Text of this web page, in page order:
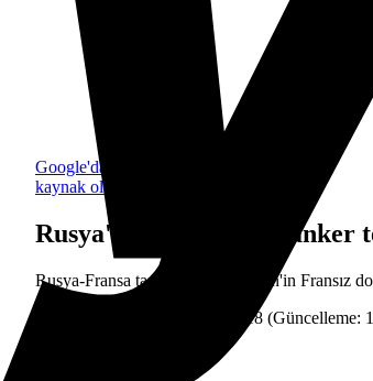
Google'da tercih edilen
kaynak olarak ekle
Rusya'dan Fransa'ya tanker
Rusya-Fransa tanker krizi, Kremlin'in Fransız
1 Haziran 2026 11:18 (Güncelleme: